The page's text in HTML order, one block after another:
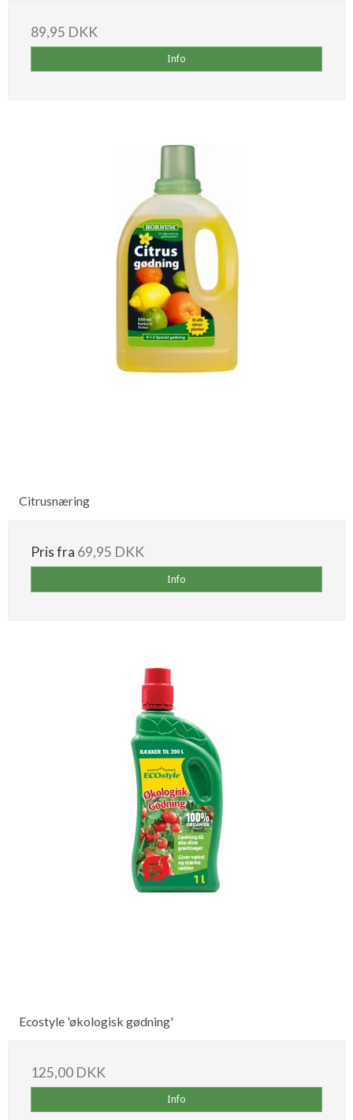
89,95 DKK
Info
Citrusnæring
Pris fra 69,95 DKK
Info
Ecostyle 'økologisk gødning'
125,00 DKK
Info